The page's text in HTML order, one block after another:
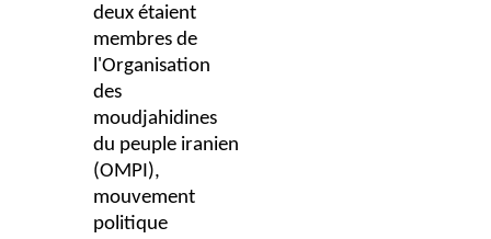
deux étaient
membres de
l'Organisation
des
moudjahidines
du peuple iranien
(OMPI),
mouvement
politique